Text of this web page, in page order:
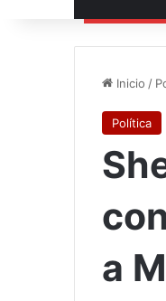
Inicio /
Política
a